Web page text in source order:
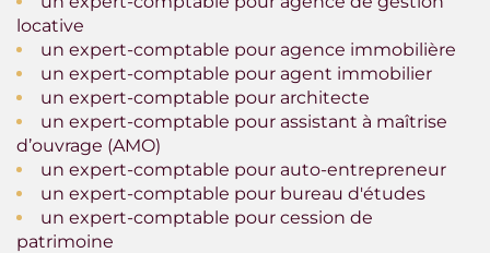
locative
un expert-comptable pour agence immobilière
un expert-comptable pour agent immobilier
un expert-comptable pour architecte
un expert-comptable pour assistant à maîtrise
d’ouvrage (AMO)
un expert-comptable pour auto-entrepreneur
un expert-comptable pour bureau d'études
un expert-comptable pour cession de
patrimoine